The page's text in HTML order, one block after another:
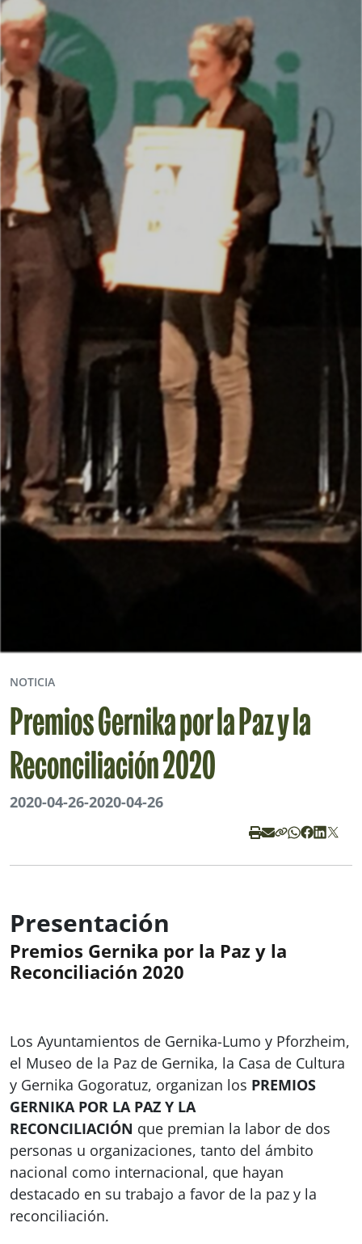
NOTICIA
Premios Gernika por la Paz y la
Reconciliación 2020
2020-04-26-2020-04-26
Presentación
Premios Gernika por la Paz y la
Reconciliación 2020
Los Ayuntamientos de Gernika-Lumo y Pforzheim,
el Museo de la Paz de Gernika, la Casa de Cultura
y Gernika Gogoratuz, organizan los PREMIOS
GERNIKA POR LA PAZ Y LA
RECONCILIACIÓN que premian la labor de dos
personas u organizaciones, tanto del ámbito
nacional como internacional, que hayan
destacado en su trabajo a favor de la paz y la
reconciliación.